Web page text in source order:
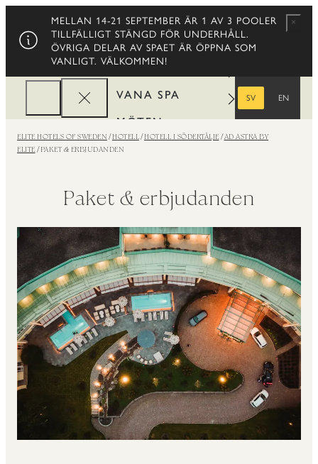
MELLAN 14-21 SEPTEMBER ÄR 1 AV 3 POOLER
TILLFÄLLIGT STÄNGD FÖR UNDERHÅLL.
ÖVRIGA DELAR AV SPAET ÄR ÖPPNA SOM
VANLIGT. VÄLKOMMEN!
Stäng
HOTELL
RESTAURANGER
ERBJUDANDEN
VANA SPA
MÖTEN
FÖRETAG
SV
EN
ELITE HOTELS OF SWEDEN HOTELL HOTELL I SÖDERTÄLJE AD ASTRA BY
ELITE
PAKET & ERBJUDANDEN
Paket & erbjudanden